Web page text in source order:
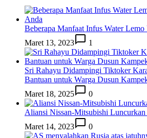
Beberapa Manfaat Infus Water
Maret 13, 2023
1
Sri Rahayu Didampingi Tiktoker
Bantuan untuk Warga Dusun
Maret 18, 2025
0
Aliansi Nissan-Mitsubishi
Maret 14, 2023
0